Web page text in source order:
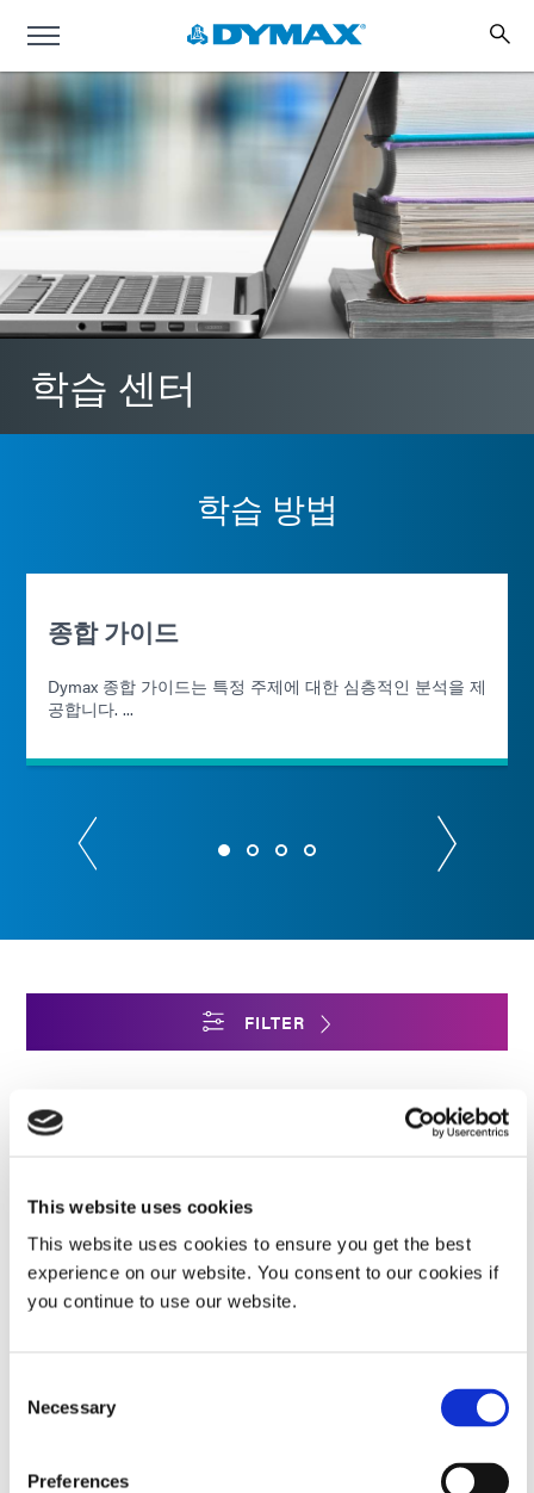
This website uses cookies
This website uses cookies to ensure you get the best
experience on our website. You consent to our cookies if
you continue to use our website.
Selection
Necessary
Preferences
학습 센터
학습 방법
종합 가이드
Dymax 종합 가이드는 특정 주제에 대한 심층적인 분석을 제
공합니다. ...
FILTER
21개의 결과를 보여줍니다
Ebook 테스트 리소스 소개
가이드: 광 경화 컨포멀 코팅(유럽|EN)
설정, 경화, 검사, 재작업 및 제거 공정에 대한 20페이지 가이드입